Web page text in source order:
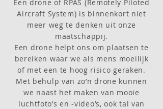
Een drone of RPAS (Remotely Piloted
Aircraft System) is binnenkort niet
meer weg te denken uit onze
maatschappij.
Een drone helpt ons om plaatsen te
bereiken waar we als mens moeilijk
of met een te hoog risico geraken.
Met behulp van zo’n drone kunnen
we naast het maken van mooie
luchtfoto’s en -video’s, ook tal van